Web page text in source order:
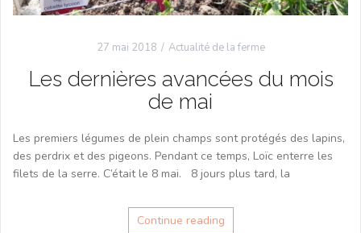
27 mai 2018 Actualité de la ferme
Les dernières avancées du mois
de mai
Les premiers légumes de plein champs sont protégés des lapins,
des perdrix et des pigeons. Pendant ce temps, Loïc enterre les
filets de la serre. C’était le 8 mai. 8 jours plus tard, la
Continue reading